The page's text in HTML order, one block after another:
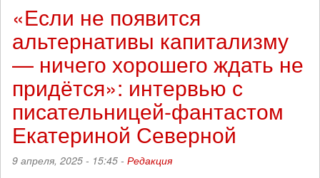
пройдёт
антиутопий
с
презентацией
романа
Екатерины
Северной
«Они
не
слышат»
«Если не появится
альтернативы капитализму
— ничего хорошего ждать не
придётся»: интервью с
писательницей-фантастом
Екатериной Северной
9 апреля, 2025 - 15:45 - Редакция